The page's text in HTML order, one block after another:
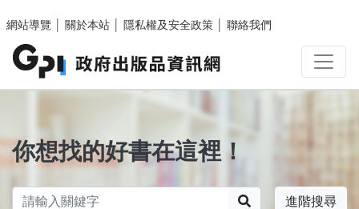
網站導覽
關於本站 隱私權及安全政策 聯絡我們
你想找的好書在這裡！
進階搜尋